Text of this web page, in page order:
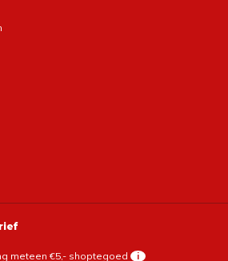
meteen €5,- shoptegoed i